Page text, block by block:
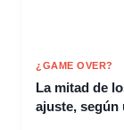
¿GAME OVER?
La mitad de
ajuste, según